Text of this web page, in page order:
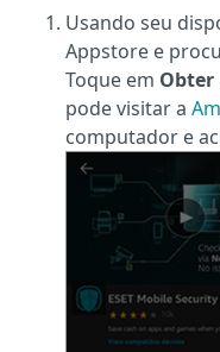
Usando seu
Appstore e
Toque em Obter
pode visitar a
computador e